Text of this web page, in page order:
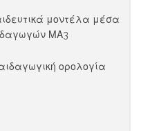
μοντέλα μέσα
ΜΑ3
ορολογία